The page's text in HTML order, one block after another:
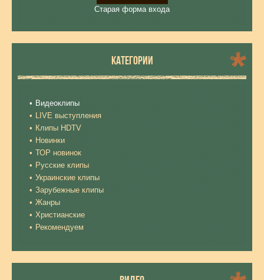
Старая форма входа
КАТЕГОРИИ
Видеоклипы
LIVE выступления
Клипы HDTV
Новинки
ТОР новинок
Русские клипы
Украинские клипы
Зарубежные клипы
Жанры
Христианские
Рекомендуем